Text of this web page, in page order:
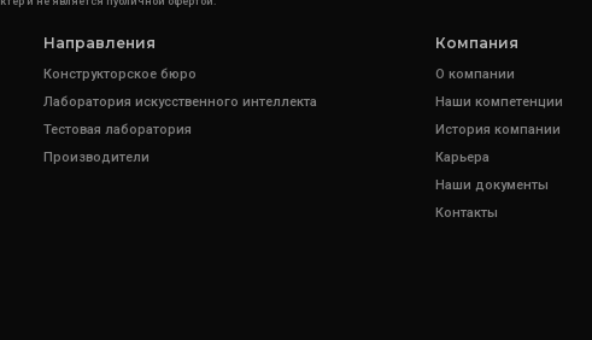
Направления
Конструкторское бюро
Лаборатория искусственного интеллекта
Тестовая лаборатория
Производители
Компания
О компании
Наши компетенции
История компании
Карьера
Наши документы
Контакты